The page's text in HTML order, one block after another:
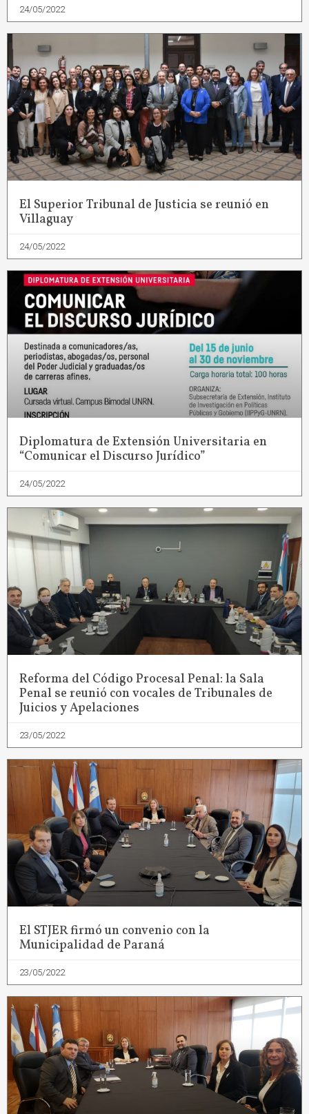
24/05/2022
El Superior Tribunal de Justicia se reunió en
Villaguay
24/05/2022
Diplomatura de Extensión Universitaria en
“Comunicar el Discurso Jurídico”
24/05/2022
Reforma del Código Procesal Penal: la Sala
Penal se reunió con vocales de Tribunales de
Juicios y Apelaciones
23/05/2022
El STJER firmó un convenio con la
Municipalidad de Paraná
23/05/2022